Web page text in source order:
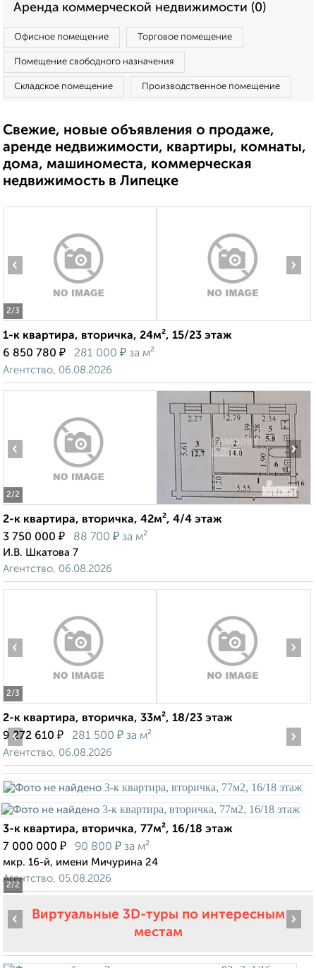
Аренда коммерческой недвижимости (0)
Офисное помещение Торговое помещение
Помещение свободного назначения
Складское помещение Производственное помещение
Свежие, новые объявления о продаже,
аренде недвижимости, квартиры, комнаты,
дома, машиноместа, коммерческая
недвижимость в Липецке
2/3
‹ ›
1-к квартира, вторичка, 24м², 15/23 этаж
6 850 780 ₽ 281 000 ₽ за м²
Агентство, 06.08.2026
2/2
‹ ›
2-к квартира, вторичка, 42м², 4/4 этаж
3 750 000 ₽ 88 700 ₽ за м²
И.В. Шкатова 7
Агентство, 06.08.2026
2/3
‹ ›
2-к квартира, вторичка, 33м², 18/23 этаж
9 272 610 ₽ 281 500 ₽ за м²
Агентство, 06.08.2026
2/2
‹ ›
3-к квартира, вторичка, 77м², 16/18 этаж
7 000 000 ₽ 90 800 ₽ за м²
мкр. 16-й, имени Мичурина 24
Агентство, 05.08.2026
Виртуальные 3D-туры по интересным
местам
‹ ›